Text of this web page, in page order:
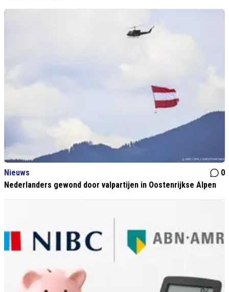
Nieuws
0
Nederlanders gewond door valpartijen in Oostenrijkse Alpen